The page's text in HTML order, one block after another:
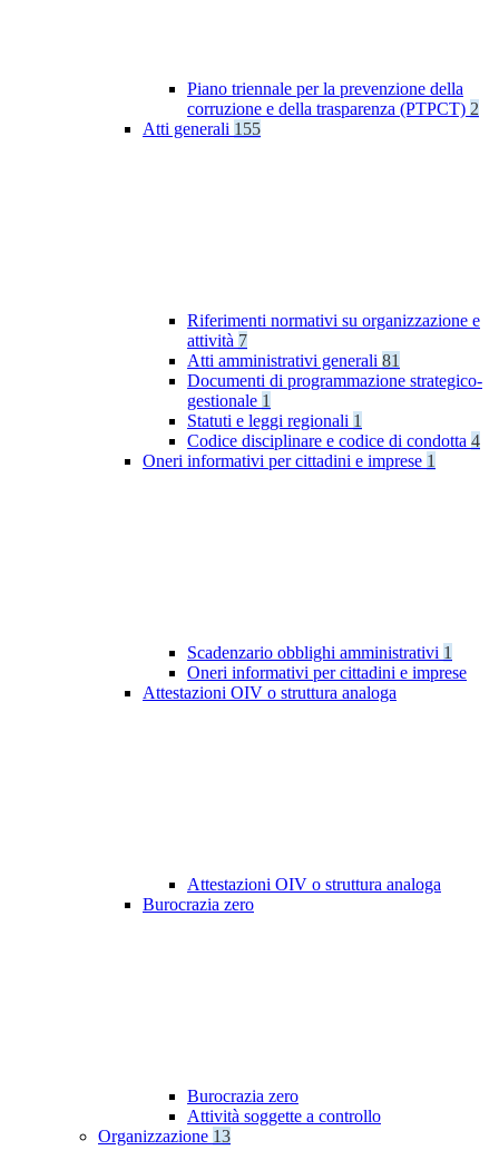
Piano triennale per la prevenzione della
corruzione e della trasparenza (PTPCT) 2
Atti generali 155
Riferimenti normativi su organizzazione e
attività 7
Atti amministrativi generali 81
Documenti di programmazione strategico-
gestionale 1
Statuti e leggi regionali 1
Codice disciplinare e codice di condotta 4
Oneri informativi per cittadini e imprese 1
Scadenzario obblighi amministrativi 1
Oneri informativi per cittadini e imprese
Attestazioni OIV o struttura analoga
Attestazioni OIV o struttura analoga
Burocrazia zero
Burocrazia zero
Attività soggette a controllo
Organizzazione 13